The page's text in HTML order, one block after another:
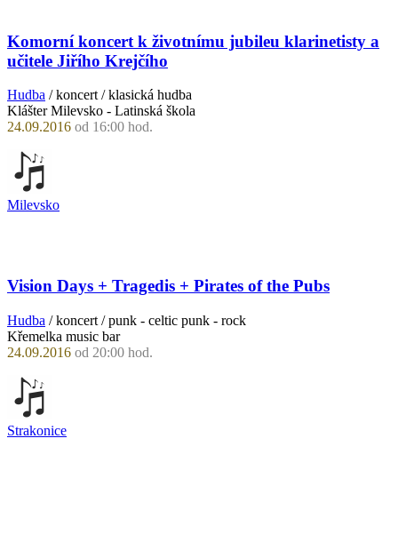
Komorní koncert k životnímu jubileu klarinetisty a
učitele Jiřího Krejčího
Hudba / koncert / klasická hudba
Klášter Milevsko - Latinská škola
24.09.2016 od 16:00 hod.
Milevsko
Vision Days + Tragedis + Pirates of the Pubs
Hudba / koncert / punk - celtic punk - rock
Křemelka music bar
24.09.2016 od 20:00 hod.
Strakonice